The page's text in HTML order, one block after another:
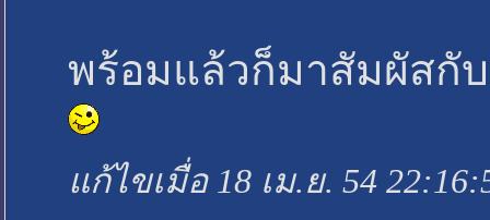
พร้อมแล้วก็มาสัมผัสกับ
แก้ไขเมื่อ 18 เม.ย. 54